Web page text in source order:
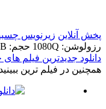
پخش آنلاین زیرنویس
رزولوشن: 1080Q
حجم: 3.3GB
دانلود جدیدترین فیلم
همچنين در فيلم ترين